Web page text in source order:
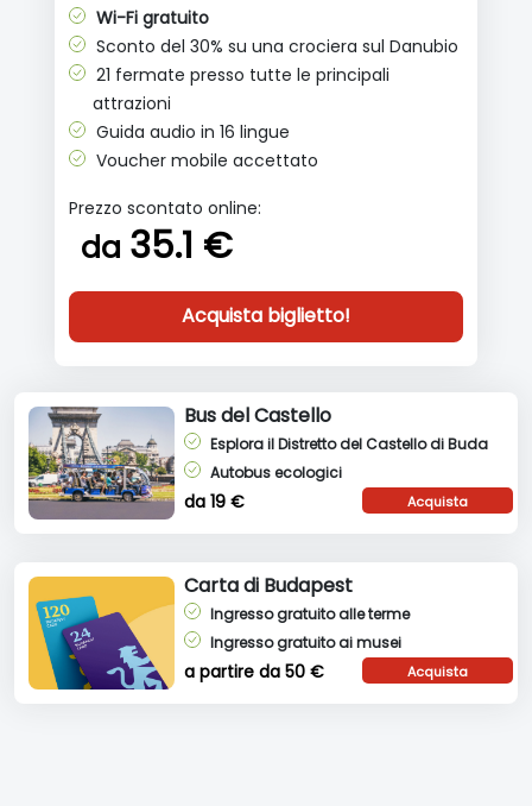
Wi-Fi gratuito
Sconto del 30% su una crociera sul Danubio
21 fermate presso tutte le principali
attrazioni
Guida audio in 16 lingue
Voucher mobile accettato
Prezzo scontato online:
da 35.1 €
Acquista biglietto!
Bus del Castello
Esplora il Distretto del Castello di Buda
Autobus ecologici
da 19 €
Acquista
Carta di Budapest
Ingresso gratuito alle terme
Ingresso gratuito ai musei
a partire da 50 €
Acquista